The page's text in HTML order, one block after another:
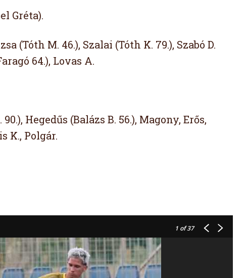
Gréta).
(Tóth M. 46.), Szalai (Tóth K. 79.), Szabó D.
64.), Lovas A.
Hegedűs (Balázs B. 56.), Magony, Erős,
K., Polgár.
1 of 37